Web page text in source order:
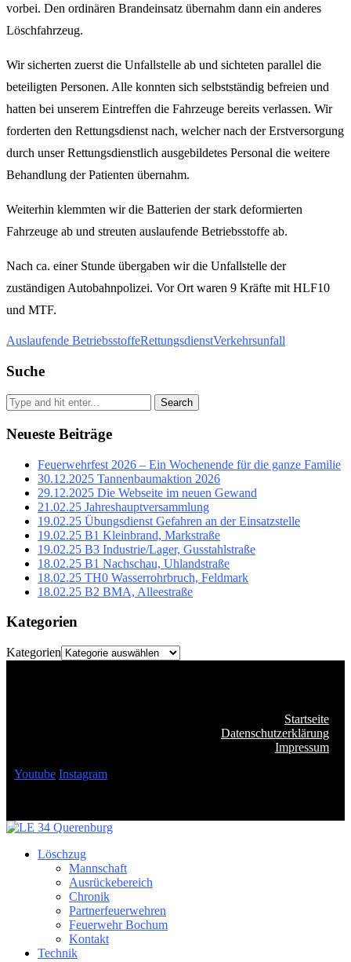
vorbei. Den ordinären Brandeinsatz übernahm dann ein anderes
Löschfahrzeug.
Wir sicherten zuerst die Unfallstelle ab und sichteten parallel die
beteiligten Personen. Alle konnten sich selbstständig befreien und
hatten bei unserem Eintreffen die Fahrzeuge bereits verlassen. Wir
forderten den Rettungsdienst nach, welcher nach der Erstversorgung
durch unser Rettungsdienstlich ausgebildetes Personal die weitere
Behandlung der Patienten übernahm.
Weiterhin klemmten wir die Batterien der stark deformierten
Fahrzeuge ab und streuten auslaufende Betriebsstoffe ab.
Nach ca. einer Stunde übergaben wir die Unfallstelle der
zuständigen Autobahnpolizei. Vor Ort waren 9 Kräfte mit HLF10
und MTF.
Auslaufende BetriebsstoffeRettungsdienstVerkehrsunfall
Suche
Search
Neueste Beiträge
Feuerwehrfest 2026 – Ein Wochenende für die ganze Familie
30.12.2025 Tannenbaumaktion 2026
29.12.2025 Die Webseite im neuen Gewand
21.02.25 Jahreshauptversammlung
19.02.25 Übungsdienst Gefahren an der Einsatzstelle
19.02.25 B1 Kleinbrand, Markstraße
19.02.25 B3 Industrie/Lager, Gusstahlstraße
18.02.25 B1 Nachschau, Uhlandstraße
18.02.25 TH0 Wasserrohrbruch, Feldmark
18.02.25 B2 BMA, Alleestraße
Kategorien
Kategorien
Startseite
Datenschutzerklärung
Impressum
Youtube Instagram
Löschzug
Mannschaft
Ausrückebereich
Chronik
Partnerfeuerwehren
Feuerwehr Bochum
Kontakt
Technik